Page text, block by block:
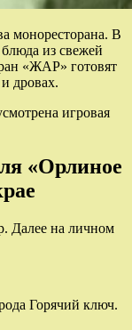
моноресторана. В
из свежей
«ЖАР» готовят
дровах.
игровая
«Орлиное
Далее на личном
Горячий ключ.